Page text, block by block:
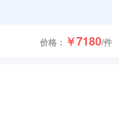
价格： ￥7180/件